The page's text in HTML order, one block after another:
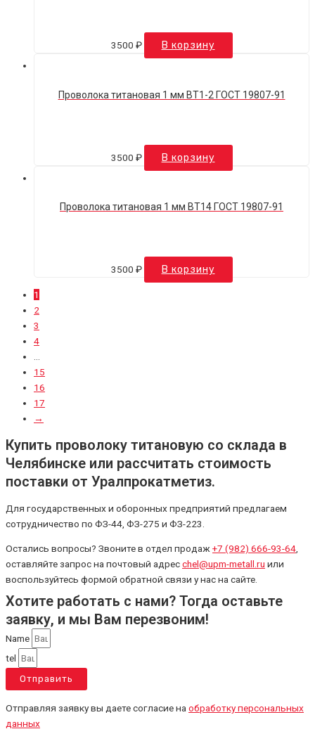
3500 ₽ В корзину
Проволока титановая 1 мм ВТ1-2 ГОСТ 19807-91
3500 ₽ В корзину
Проволока титановая 1 мм ВТ14 ГОСТ 19807-91
3500 ₽ В корзину
1
2
3
4
…
15
16
17
→
Купить проволоку титановую со склада в
Челябинске или рассчитать стоимость
поставки от Уралпрокатметиз.
Для государственных и оборонных предприятий предлагаем
сотрудничество по ФЗ-44, ФЗ-275 и ФЗ-223.
Остались вопросы? Звоните в отдел продаж+7 (982) 666-93-64,
оставляйте запрос на почтовый адресchel@upm-metall.ru или
воспользуйтесь формой обратной связи у нас на сайте.
Хотите работать с нами? Тогда оставьте
заявку, и мы Вам перезвоним!
Name
tel
Отправить
Отправляя заявку вы даете согласие на обработку персональных
данных